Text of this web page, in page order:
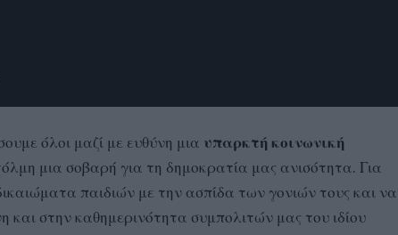
όλοι μαζί με ευθύνη μια υπαρκτή κοινωνική
μια σοβαρή για τη δημοκρατία μας ανισότητα. Για
παιδιών με την ασπίδα των γονιών τους και να
και στην καθημερινότητα συμπολιτών μας του ιδίου